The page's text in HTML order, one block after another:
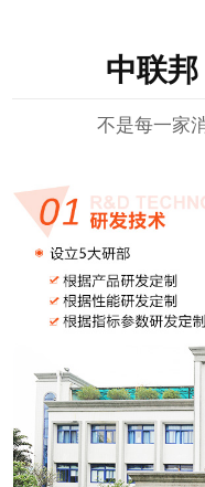
中联
不是每一家